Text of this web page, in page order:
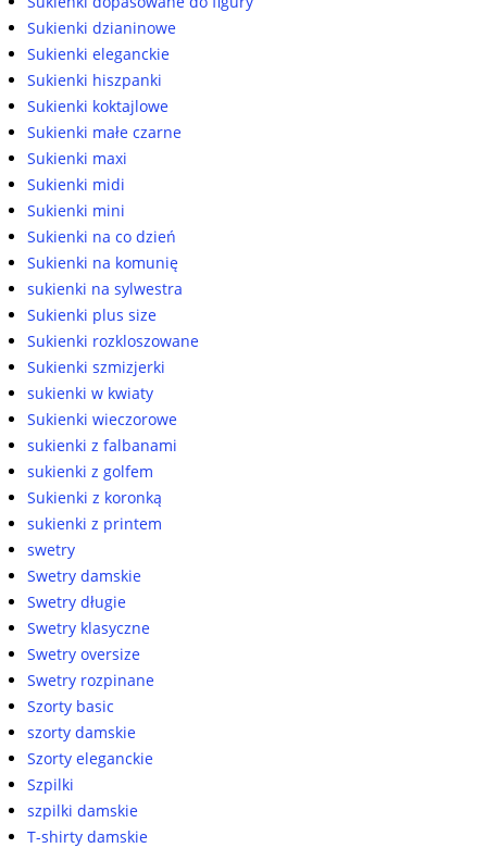
Sukienki dzianinowe
Sukienki eleganckie
Sukienki hiszpanki
Sukienki koktajlowe
Sukienki małe czarne
Sukienki maxi
Sukienki midi
Sukienki mini
Sukienki na co dzień
Sukienki na komunię
sukienki na sylwestra
Sukienki plus size
Sukienki rozkloszowane
Sukienki szmizjerki
sukienki w kwiaty
Sukienki wieczorowe
sukienki z falbanami
sukienki z golfem
Sukienki z koronką
sukienki z printem
swetry
Swetry damskie
Swetry długie
Swetry klasyczne
Swetry oversize
Swetry rozpinane
Szorty basic
szorty damskie
Szorty eleganckie
Szpilki
szpilki damskie
T-shirty damskie